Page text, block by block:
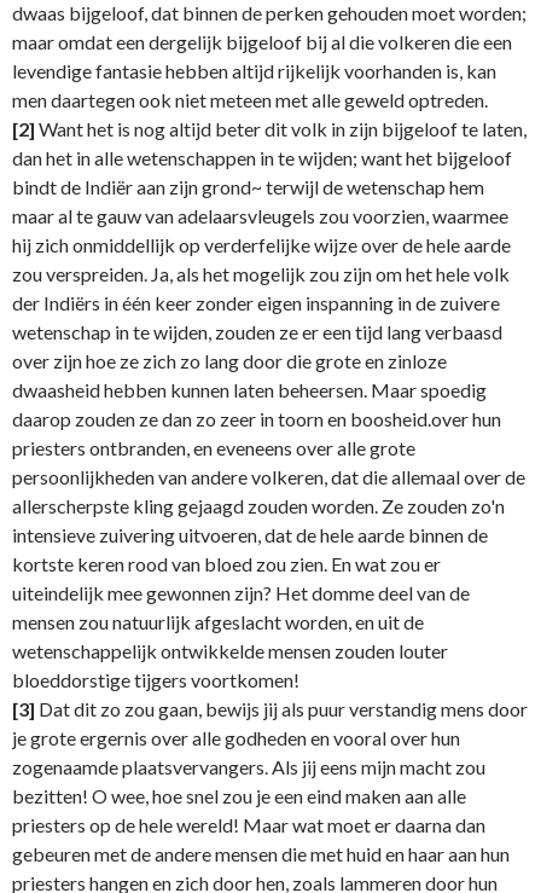
dwaas bijgeloof, dat binnen de perken gehouden moet worden;
maar omdat een dergelijk bijgeloof bij al die volkeren die een
levendige fantasie hebben altijd rijkelijk voorhanden is, kan
men daartegen ook niet meteen met alle geweld optreden.
[2] Want het is nog altijd beter dit volk in zijn bijgeloof te laten,
dan het in alle wetenschappen in te wijden; want het bijgeloof
bindt de Indiër aan zijn grond~ terwijl de wetenschap hem
maar al te gauw van adelaarsvleugels zou voorzien, waarmee
hij zich onmiddellijk op verderfelijke wijze over de hele aarde
zou verspreiden. Ja, als het mogelijk zou zijn om het hele volk
der Indiërs in één keer zonder eigen inspanning in de zuivere
wetenschap in te wijden, zouden ze er een tijd lang verbaasd
over zijn hoe ze zich zo lang door die grote en zinloze
dwaasheid hebben kunnen laten beheersen. Maar spoedig
daarop zouden ze dan zo zeer in toorn en boosheid.over hun
priesters ontbranden, en eveneens over alle grote
persoonlijkheden van andere volkeren, dat die allemaal over de
allerscherpste kling gejaagd zouden worden. Ze zouden zo'n
intensieve zuivering uitvoeren, dat de hele aarde binnen de
kortste keren rood van bloed zou zien. En wat zou er
uiteindelijk mee gewonnen zijn? Het domme deel van de
mensen zou natuurlijk afgeslacht worden, en uit de
wetenschappelijk ontwikkelde mensen zouden louter
bloeddorstige tijgers voortkomen!
[3] Dat dit zo zou gaan, bewijs jij als puur verstandig mens door
je grote ergernis over alle godheden en vooral over hun
zogenaamde plaatsvervangers. Als jij eens mijn macht zou
bezitten! O wee, hoe snel zou je een eind maken aan alle
priesters op de hele wereld! Maar wat moet er daarna dan
gebeuren met de andere mensen die met huid en haar aan hun
priesters hangen en zich door hen, zoals lammeren door hun